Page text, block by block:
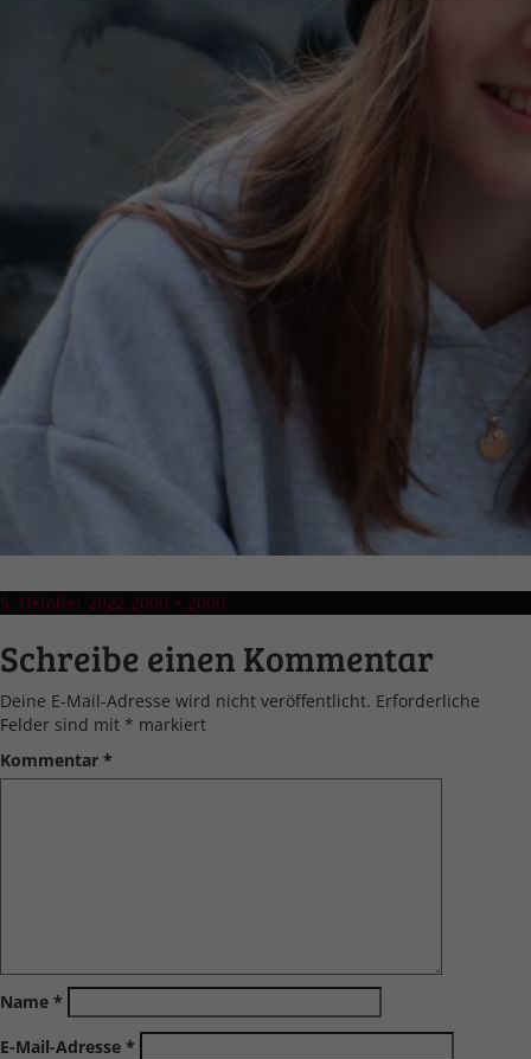
Veröffentlicht
5. Oktober 2022 Volle
2000 × 2000
Schreibe einen Kommentar
Deine E-Mail-Adresse wird nicht veröffentlicht. Erforderliche
Felder sind mit * markiert
Kommentar *
Name *
E-Mail-Adresse *